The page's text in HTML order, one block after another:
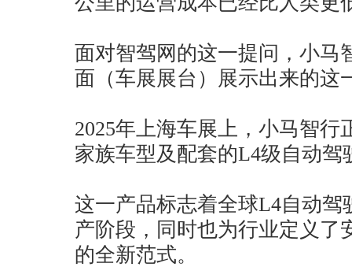
面对智驾网的这一提问，小马
面（车展展台）展示出来的这
2025年上海车展上，小马智行
家族车型及配套的L4级自动驾
这一产品标志着全球L4自动驾
产阶段，同时也为行业定义了
的全新范式。